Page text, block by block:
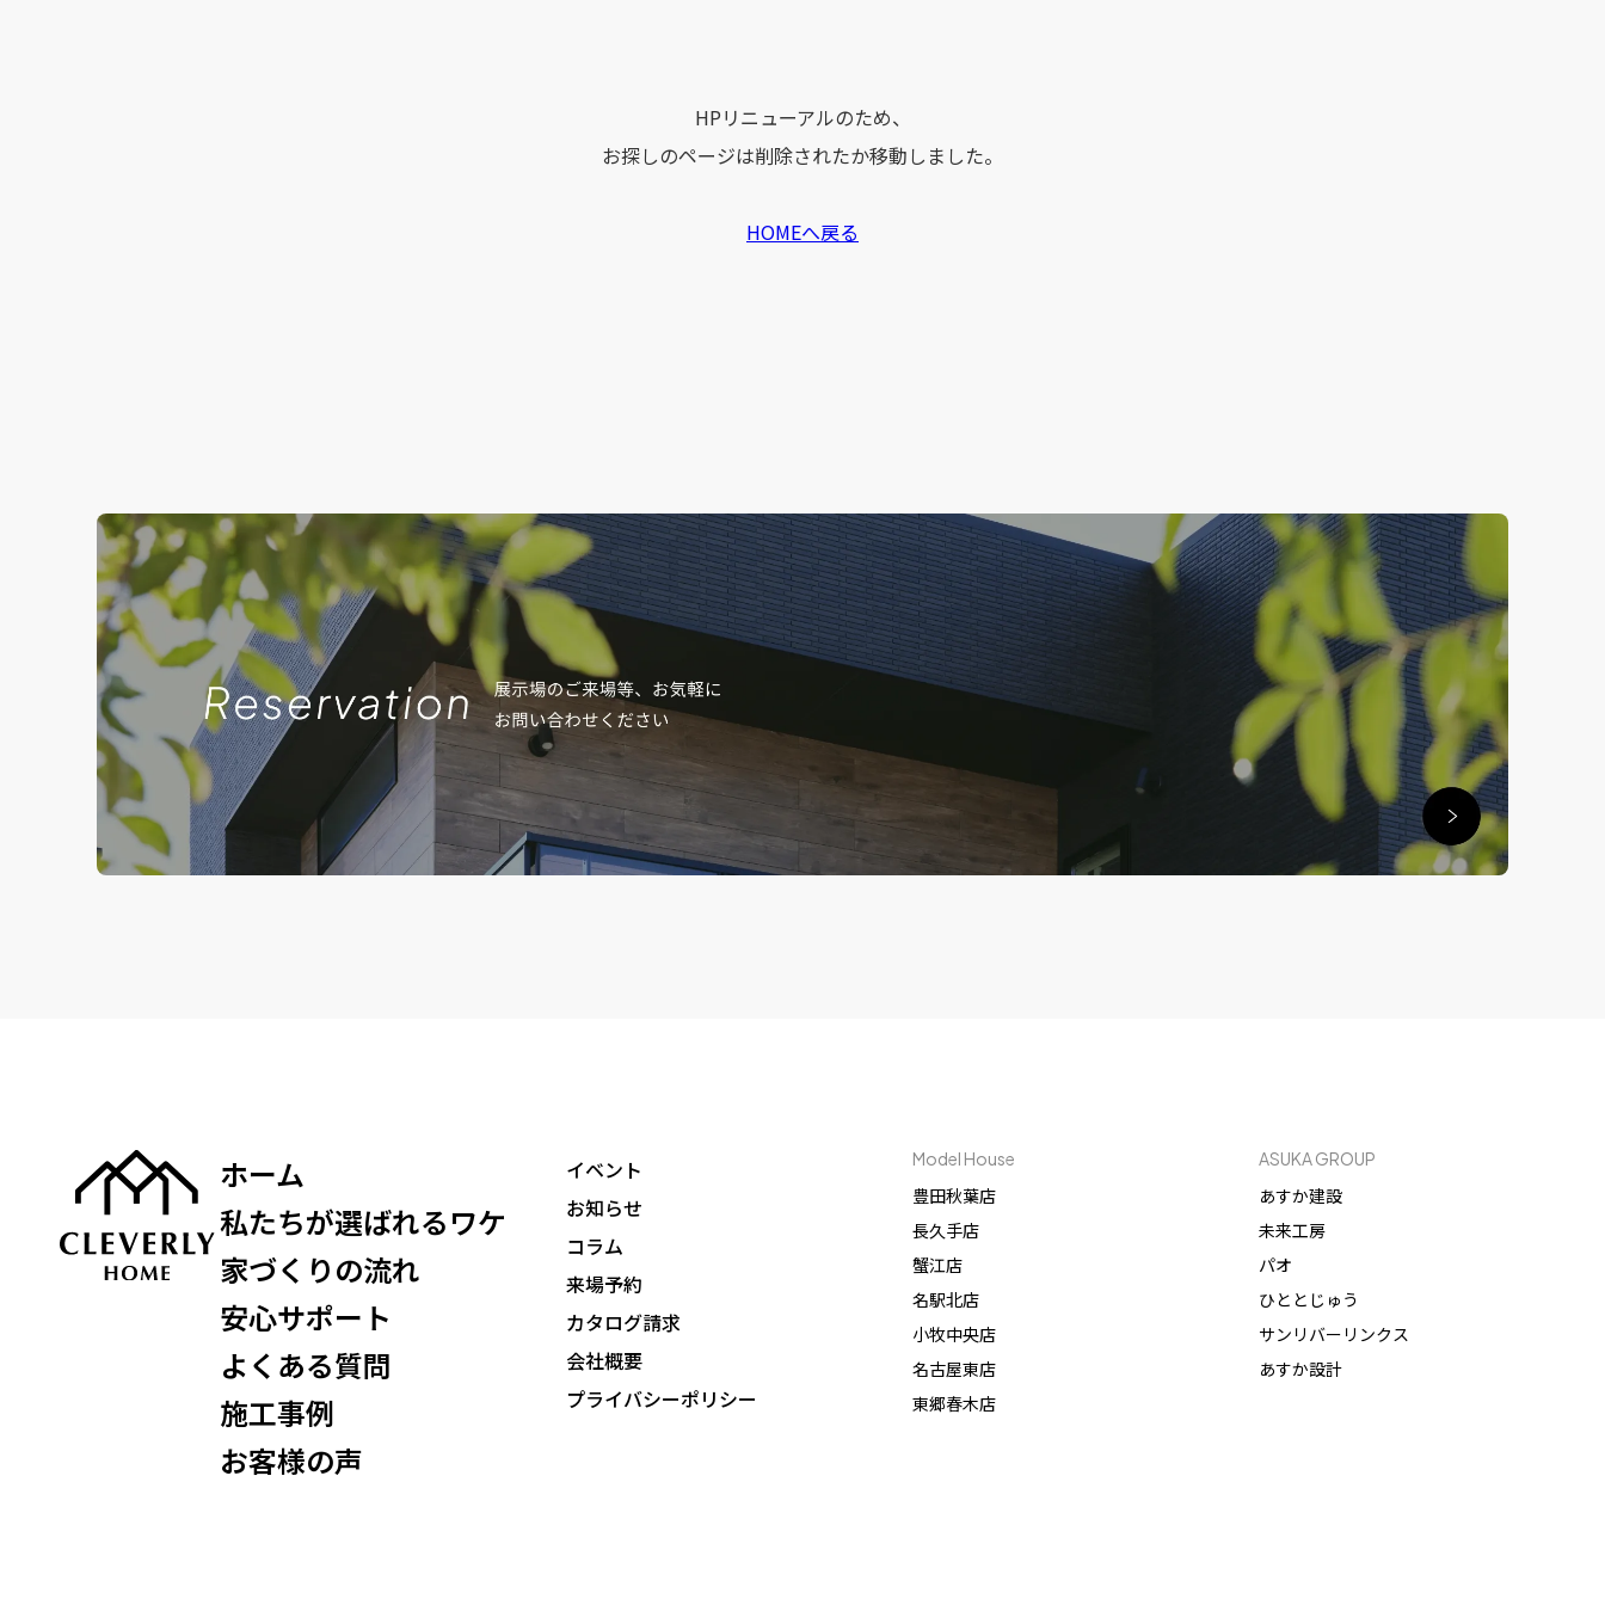
HPリニューアルのため、
お探しのページは削除されたか移動しました。
HOMEへ戻る
ホーム
私たちが選ばれるワケ
家づくりの流れ
安心サポート
よくある質問
施工事例
お客様の声
イベント
お知らせ
コラム
来場予約
カタログ請求
会社概要
プライバシーポリシー
Model House
豊田秋葉店
長久手店
蟹江店
名駅北店
小牧中央店
名古屋東店
東郷春木店
ASUKA GROUP
あすか建設
未来工房
パオ
ひととじゅう
サンリバーリンクス
あすか設計